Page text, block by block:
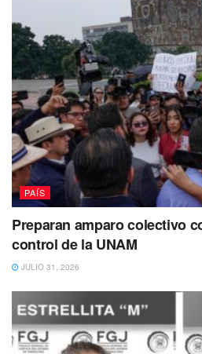
Además,
el IMSS señaló que
brinda capacitación al personal
respeto a los derechos
de ofreceratención con calidad
derechohabiente.Hasta el
informado si habrá alguna
sobre el comportamiento del
aseguró que no tolerará
dignidad de los
Con información de Diario de
PAÍS
Preparan amparo colectivo
control de la UNAM
JULIO 31, 2026